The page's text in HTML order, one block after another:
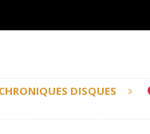
CHRONIQUES DISQUES